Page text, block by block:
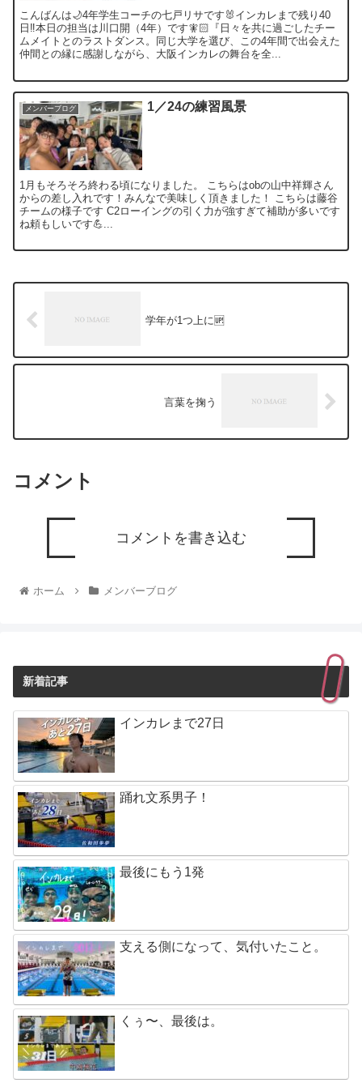
こんばんは🌙4年学生コーチの七戸リサです🐰インカレまで残り40
日‼️本日の担当は川口開（4年）です🧚🏻『日々を共に過ごしたチー
ムメイトとのラストダンス。同じ大学を選び、この4年間で出会えた
仲間との縁に感謝しながら、大阪インカレの舞台を全...
メンバーブログ 1／24の練習風景
1月もそろそろ終わる頃になりました。 こちらはobの山中祥輝さん
からの差し入れです！みんなで美味しく頂きました！ こちらは藤谷
チームの様子です C2ローイングの引く力が強すぎて補助が多いです
ね頼もしいです💪...
学年が1つ上に🆙
言葉を掬う
コメント
コメントを書き込む
ホーム メンバーブログ
新着記事
インカレまで27日
踊れ文系男子！
最後にもう1発
支える側になって、気付いたこと。
くぅ〜、最後は。